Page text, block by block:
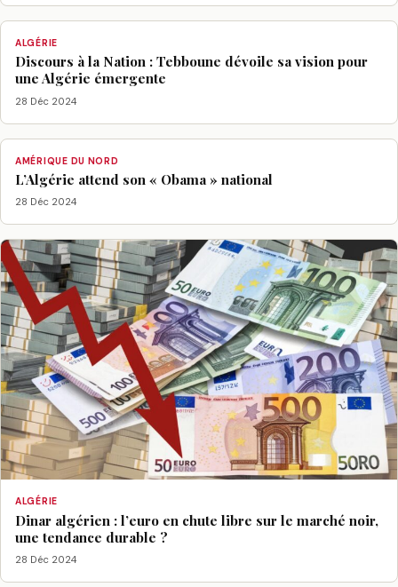
ALGÉRIE
Discours à la Nation : Tebboune dévoile sa vision pour
une Algérie émergente
28 Déc 2024
AMÉRIQUE DU NORD
L’Algérie attend son « Obama » national
28 Déc 2024
ALGÉRIE
Dinar algérien : l’euro en chute libre sur le marché noir,
une tendance durable ?
28 Déc 2024